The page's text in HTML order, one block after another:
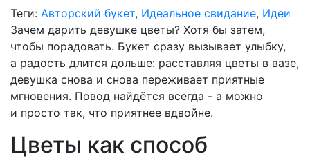
Теги: Авторский букет, Идеальное свидание, Идеи
Зачем дарить девушке цветы? Хотя бы затем,
чтобы порадовать. Букет сразу вызывает улыбку,
а радость длится дольше: расставляя цветы в вазе,
девушка снова и снова переживает приятные
мгновения. Повод найдётся всегда - а можно
и просто так, что приятнее вдвойне.
Цветы как способ